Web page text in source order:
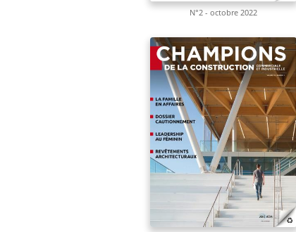
N°2 - octobre 2022